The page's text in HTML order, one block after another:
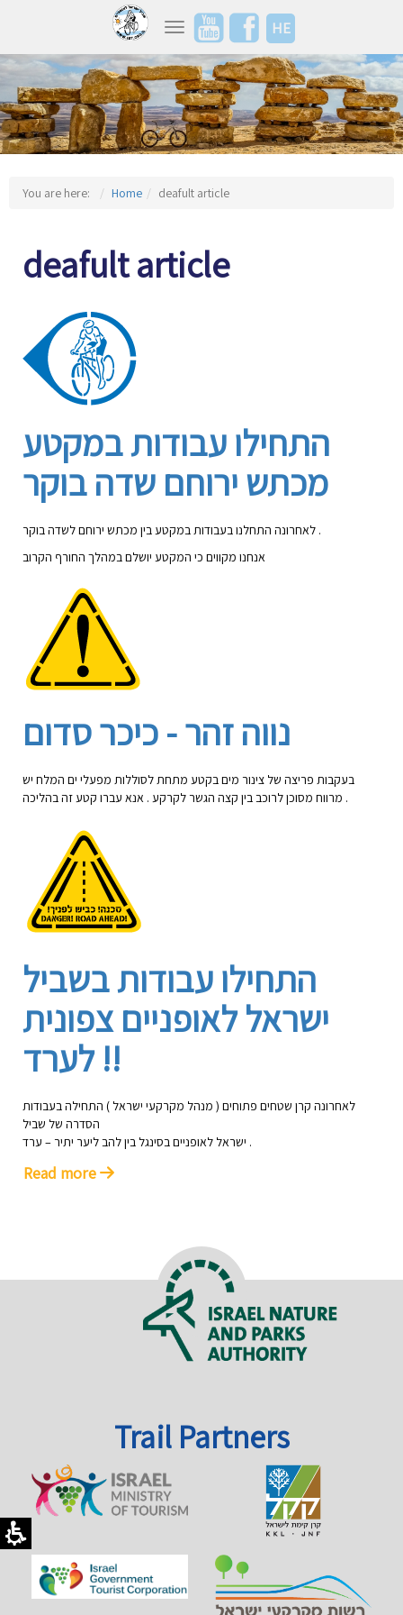
HE
Toggle navigation
You are here: Home deafult article
deafult article
התחילו עבודות במקטע
מכתש ירוחם שדה בוקר
לאחרונה התחלנו בעבודות במקטע בין מכתש ירוחם לשדה בוקר .
נווה זהר - כיכר סדום
בעקבות פריצה של צינור מים בקטע מתחת לסוללות מפעלי ים המלח יש
מרווח מסוכן לרוכב בין קצה הגשר לקרקע . אנא עברו קטע זה בהליכה .
התחילו עבודות בשביל
ישראל לאופניים צפונית
לערד !!
לאחרונה קרן שטחים פתוחים ( מנהל מקרקעי ישראל ) התחילה בעבודות
הסדרה של שביל
ישראל לאופניים בסינגל בין להב ליער יתיר – ערד .
Read more
Trail Partners